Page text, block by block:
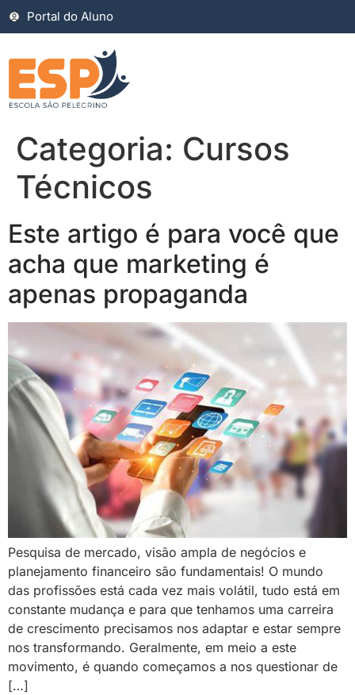
Portal do Aluno
Categoria: Cursos
Técnicos
Este artigo é para você que
acha que marketing é
apenas propaganda
Pesquisa de mercado, visão ampla de negócios e
planejamento financeiro são fundamentais! O mundo
das profissões está cada vez mais volátil, tudo está em
constante mudança e para que tenhamos uma carreira
de crescimento precisamos nos adaptar e estar sempre
nos transformando. Geralmente, em meio a este
movimento, é quando começamos a nos questionar de
[…]